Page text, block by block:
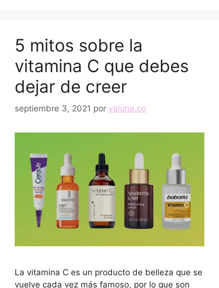
5 mitos sobre la
vitamina C que debes
dejar de creer
septiembre 3, 2021 por valuna.co
La vitamina C es un producto de belleza que se
vuelve cada vez más famoso, por lo que son